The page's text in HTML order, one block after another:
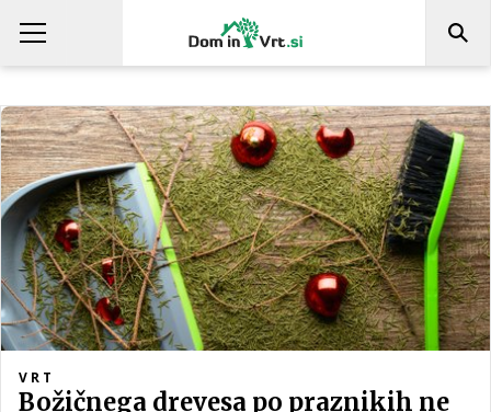
VRT
Božičnega drevesa po praznikih ne